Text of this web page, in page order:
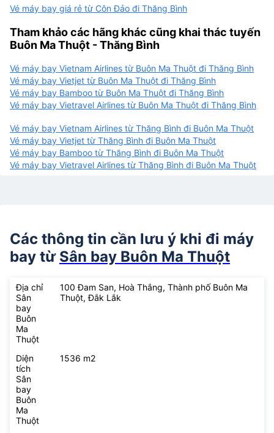
Vé máy bay giá rẻ từ Côn Đảo đi Thăng Bình
Tham khảo các hãng khác cũng khai thác tuyến
Buôn Ma Thuột - Thăng Bình
Vé máy bay Vietnam Airlines từ Buôn Ma Thuột đi Thăng Bình
Vé máy bay Vietjet từ Buôn Ma Thuột đi Thăng Bình
Vé máy bay Bamboo từ Buôn Ma Thuột đi Thăng Bình
Vé máy bay Vietravel Airlines từ Buôn Ma Thuột đi Thăng Bình
Vé máy bay Vietnam Airlines từ Thăng Bình đi Buôn Ma Thuột
Vé máy bay Vietjet từ Thăng Bình đi Buôn Ma Thuột
Vé máy bay Bamboo từ Thăng Bình đi Buôn Ma Thuột
Vé máy bay Vietravel Airlines từ Thăng Bình đi Buôn Ma Thuột
Các thông tin cần lưu ý khi đi máy
bay từ Sân bay Buôn Ma Thuột
Địa chỉ
Sân
bay
Buôn
Ma
Thuột
100 Đam San, Hoà Thắng, Thành phố Buôn Ma
Thuột, Đắk Lắk
Diện
tích
Sân
bay
Buôn
Ma
Thuột
1536 m2